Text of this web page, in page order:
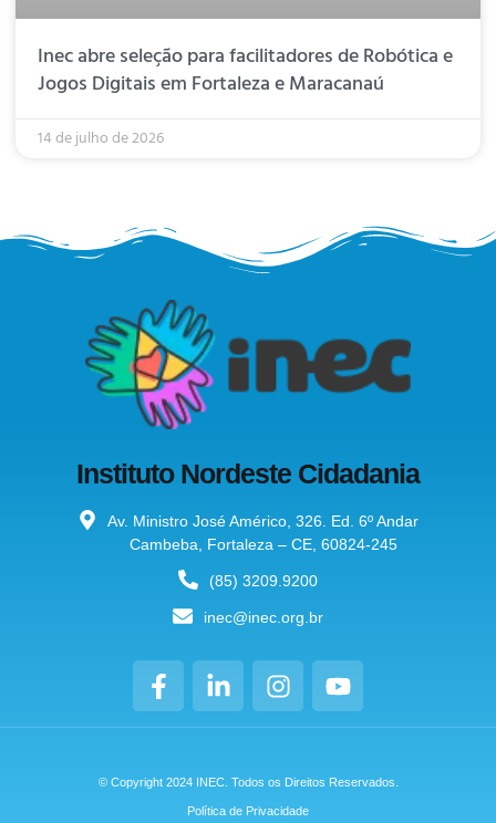
Inec abre seleção para facilitadores de Robótica e
Jogos Digitais em Fortaleza e Maracanaú
14 de julho de 2026
Instituto Nordeste Cidadania
Av. Ministro José Américo, 326. Ed. 6º Andar
Cambeba, Fortaleza – CE, 60824-245
(85) 3209.9200
inec@inec.org.br
© Copyright 2024 INEC. Todos os Direitos Reservados.
Política de Privacidade